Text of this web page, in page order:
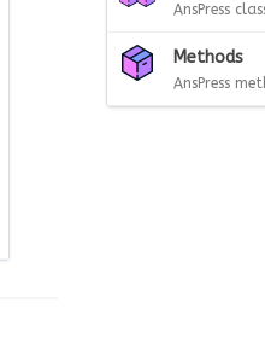
AnsPress
Methods
AnsPress